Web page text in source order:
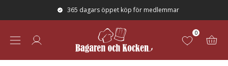
365 dagars öppet köp för medlemmar
0